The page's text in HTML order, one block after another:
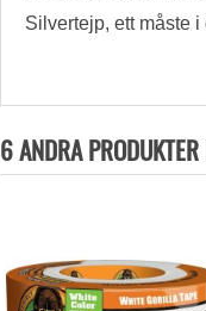
Silvertejp, ett måste
6 ANDRA